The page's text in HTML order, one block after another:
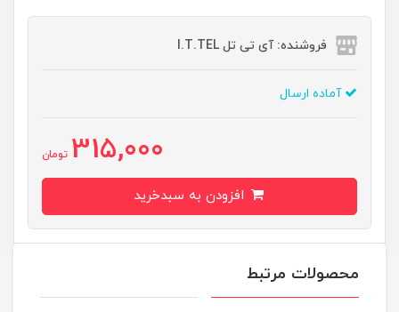
فروشنده: آی تی تل I.T.TEL
آماده ارسال
315,000 تومان
محصولات مرتبط